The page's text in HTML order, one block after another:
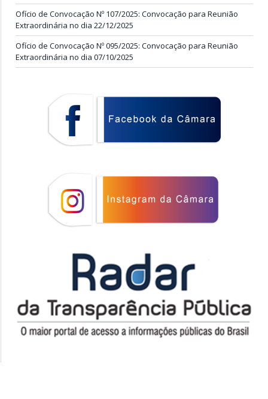
Ofício de Convocação Nº 107/2025: Convocação para Reunião
Extraordinária no dia 22/12/2025
Ofício de Convocação Nº 095/2025: Convocação para Reunião
Extraordinária no dia 07/10/2025